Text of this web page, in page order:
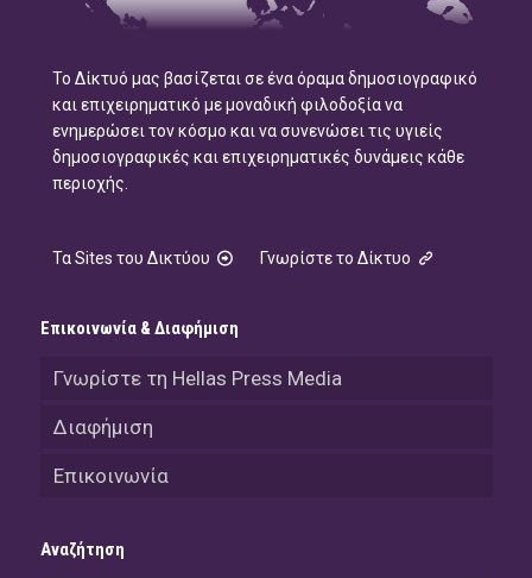
Το Δίκτυό μας βασίζεται σε ένα όραμα δημοσιογραφικό
και επιχειρηματικό με μοναδική φιλοδοξία να
ενημερώσει τον κόσμο και να συνενώσει τις υγιείς
δημοσιογραφικές και επιχειρηματικές δυνάμεις κάθε
περιοχής.
Τα Sites του Δικτύου Γνωρίστε το Δίκτυο
Επικοινωνία & Διαφήμιση
Γνωρίστε τη Hellas Press Media
Διαφήμιση
Επικοινωνία
Αναζήτηση